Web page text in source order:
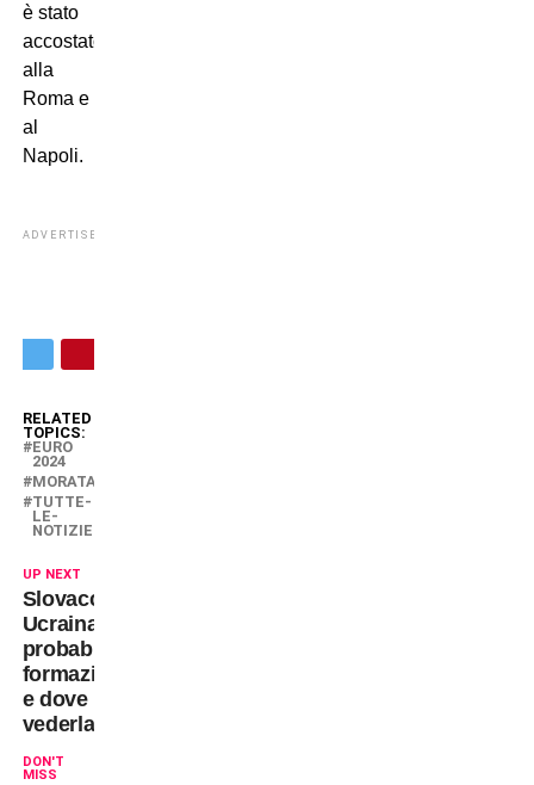
è stato
accostato
alla
Roma e
al
Napoli.
ADVERTISEMENT
RELATED
TOPICS:
EURO
2024
MORATA
TUTTE-
LE-
NOTIZIE
UP NEXT
Slovacchia-
Ucraina:
probabili
formazioni
e dove
vederla
DON'T
MISS